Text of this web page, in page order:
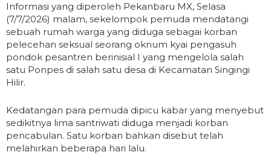
Informasi yang diperoleh Pekanbaru MX, Selasa
(7/7/2026) malam, sekelompok pemuda mendatangi
sebuah rumah warga yang diduga sebagai korban
pelecehan seksual seorang oknum kyai pengasuh
pondok pesantren berinisial I yang mengelola salah
satu Ponpes di salah satu desa di Kecamatan Singingi
Hilir.
Kedatangan para pemuda dipicu kabar yang menyebut
sedikitnya lima santriwati diduga menjadi korban
pencabulan. Satu korban bahkan disebut telah
melahirkan beberapa hari lalu.